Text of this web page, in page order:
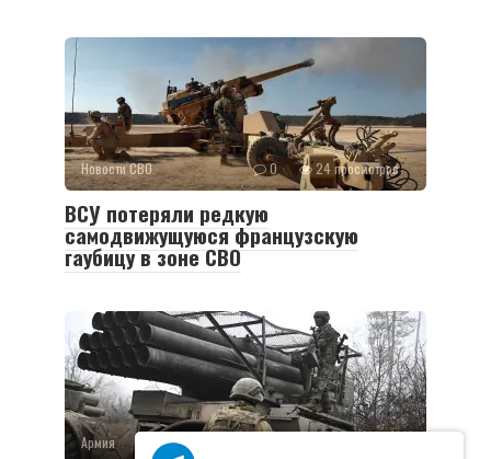
Новости СВО 0 24 просмотров
ВСУ потеряли редкую
самодвижущуюся французскую
гаубицу в зоне СВО
Армия